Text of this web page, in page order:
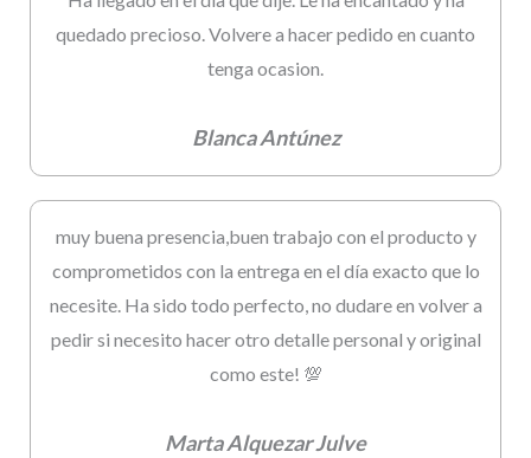
quedado precioso. Volvere a hacer pedido en cuanto
tenga ocasion.
Blanca Antúnez
muy buena presencia,buen trabajo con el producto y
comprometidos con la entrega en el día exacto que lo
necesite. Ha sido todo perfecto, no dudare en volver a
pedir si necesito hacer otro detalle personal y original
como este! 💯
Marta Alquezar Julve